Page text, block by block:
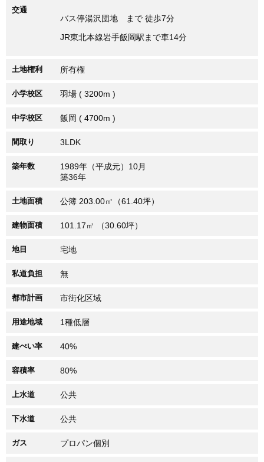
交通
バス停湯沢団地 まで 徒歩7分
JR東北本線岩手飯岡駅まで車14分
土地権利 所有権
小学校区 羽場 ( 3200m )
中学校区 飯岡 ( 4700m )
間取り 3LDK
築年数
1989年（平成元）10月
築36年
土地面積 公簿 203.00㎡（61.40坪）
建物面積 101.17㎡ （30.60坪）
地目 宅地
私道負担 無
都市計画 市街化区域
用途地域 1種低層
建ぺい率 40%
容積率 80%
上水道 公共
下水道 公共
ガス プロパン個別